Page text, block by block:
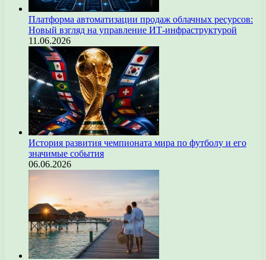
Платформа автоматизации продаж облачных ресурсов:
Новый взгляд на управление ИТ-инфраструктурой
11.06.2026
История развития чемпионата мира по футболу и его
значимые события
06.06.2026